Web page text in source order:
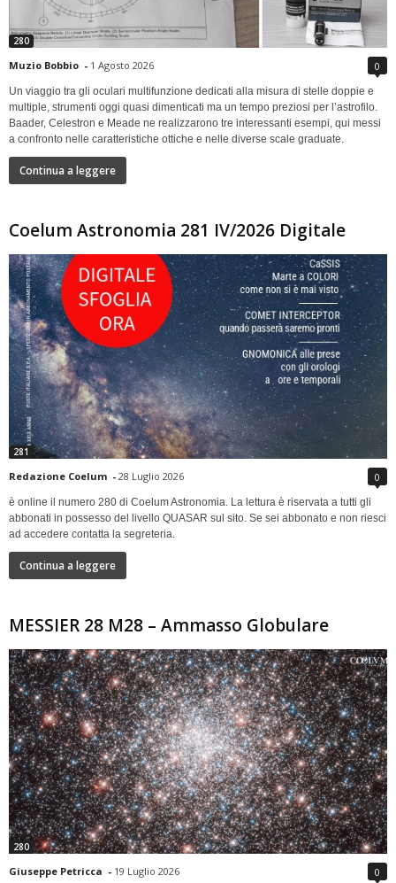
280
Muzio Bobbio - 1 Agosto 2026 0
Un viaggio tra gli oculari multifunzione dedicati alla misura di stelle doppie e
multiple, strumenti oggi quasi dimenticati ma un tempo preziosi per l’astrofilo.
Baader, Celestron e Meade ne realizzarono tre interessanti esempi, qui messi
a confronto nelle caratteristiche ottiche e nelle diverse scale graduate.
Continua a leggere
Coelum Astronomia 281 IV/2026 Digitale
281
Redazione Coelum - 28 Luglio 2026 0
è online il numero 280 di Coelum Astronomia. La lettura è riservata a tutti gli
abbonati in possesso del livello QUASAR sul sito. Se sei abbonato e non riesci
ad accedere contatta la segreteria.
Continua a leggere
MESSIER 28 M28 – Ammasso Globulare
280
Giuseppe Petricca - 19 Luglio 2026 0